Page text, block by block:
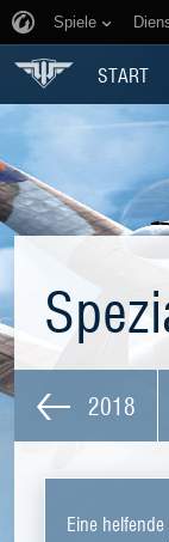
Spiele
START
2018
Eine